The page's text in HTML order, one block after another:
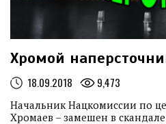
Хромой
18.09.2018 9,473
Начальник Нацкомиссии по
Хромаев – замешен в